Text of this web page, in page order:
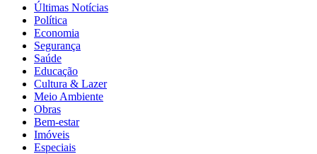
Últimas Notícias
Política
Economia
Segurança
Saúde
Educação
Cultura & Lazer
Meio Ambiente
Obras
Bem-estar
Imóveis
Especiais